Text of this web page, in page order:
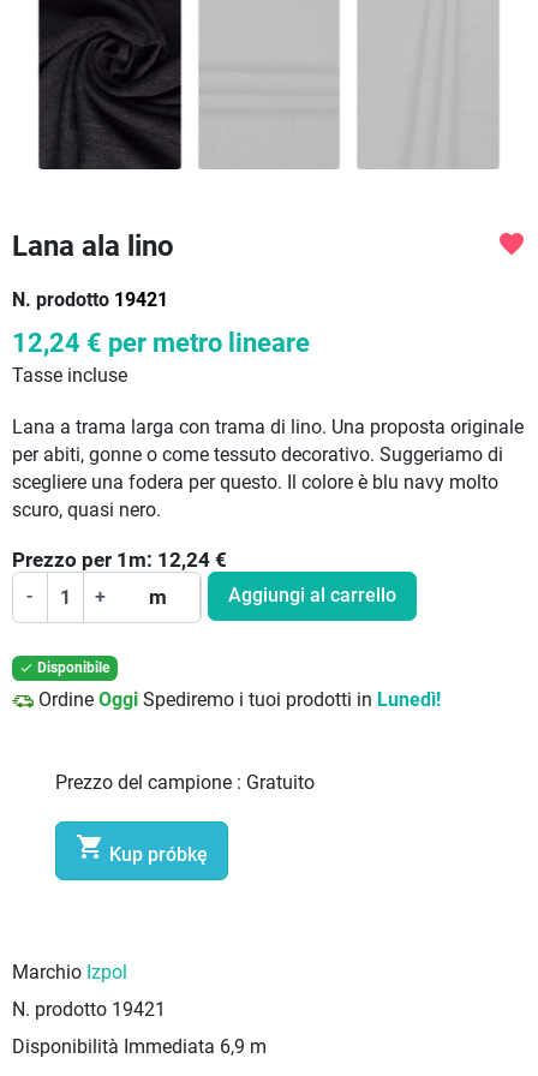
Lana ala lino
N. prodotto 19421
favorite
12,24 € per metro lineare
Tasse incluse
Lana a trama larga con trama di lino. Una proposta originale
per abiti, gonne o come tessuto decorativo. Suggeriamo di
scegliere una fodera per questo. Il colore è blu navy molto
scuro, quasi nero.
Prezzo per 1 m: 12,24 €
- + m Aggiungi al carrello
 Disponibile
Ordine Oggi Spediremo i tuoi prodotti in Lunedì!
Prezzo del campione : Gratuito
 Kup próbkę
Marchio Izpol
N. prodotto 19421
Disponibilità Immediata 6,9 m